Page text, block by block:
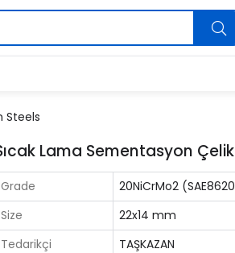
Lama Sementasyon
Grade
20NiCrMo2
Size
22x14 mm
Tedarikçi
TAŞKAZAN